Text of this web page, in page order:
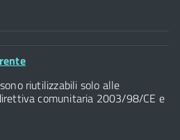
Firenze
riutilizzabili solo alle
comunitaria 2003/98/CE e